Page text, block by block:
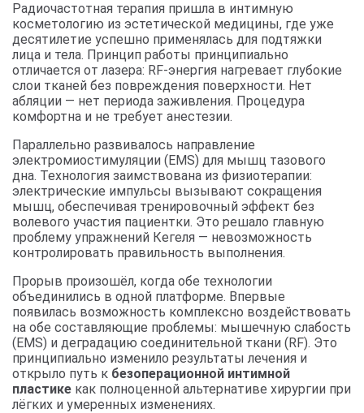
Радиочастотная терапия пришла в интимную
косметологию из эстетической медицины, где уже
десятилетие успешно применялась для подтяжки
лица и тела. Принцип работы принципиально
отличается от лазера: RF-энергия нагревает глубокие
слои тканей без повреждения поверхности. Нет
абляции — нет периода заживления. Процедура
комфортна и не требует анестезии.
Параллельно развивалось направление
электромиостимуляции (EMS) для мышц тазового
дна. Технология заимствована из физиотерапии:
электрические импульсы вызывают сокращения
мышц, обеспечивая тренировочный эффект без
волевого участия пациентки. Это решало главную
проблему упражнений Кегеля — невозможность
контролировать правильность выполнения.
Прорыв произошёл, когда обе технологии
объединились в одной платформе. Впервые
появилась возможность комплексно воздействовать
на обе составляющие проблемы: мышечную слабость
(EMS) и деградацию соединительной ткани (RF). Это
принципиально изменило результаты лечения и
открыло путь к безоперационной интимной
пластике как полноценной альтернативе хирургии при
лёгких и умеренных изменениях.